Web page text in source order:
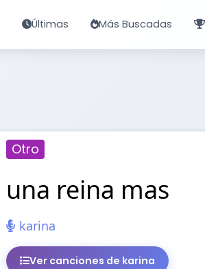
Últimas Más Buscadas
Otro
una reina mas
karina
Ver canciones de karina